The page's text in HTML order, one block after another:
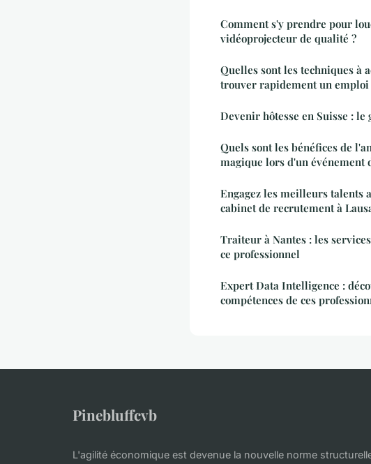
Comment s'y prendre pour
vidéoprojecteur de qualité ?
Quelles sont les techniques à
trouver rapidement un emploi
Devenir hôtesse en Suisse :
Quels sont les bénéfices de
magique lors d'un événement
Engagez les meilleurs talents
cabinet de recrutement à
Traiteur à Nantes : les
ce professionnel
Expert Data Intelligence :
compétences de ces
Pinebluffcvb
L'agilité économique est devenue la nouvelle norme